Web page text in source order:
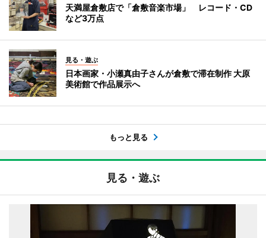
天満屋倉敷店で「倉敷音楽市場」 レコード・CD
など3万点
見る・遊ぶ
日本画家・小瀬真由子さんが倉敷で滞在制作 大原
美術館で作品展示へ
もっと見る
見る・遊ぶ